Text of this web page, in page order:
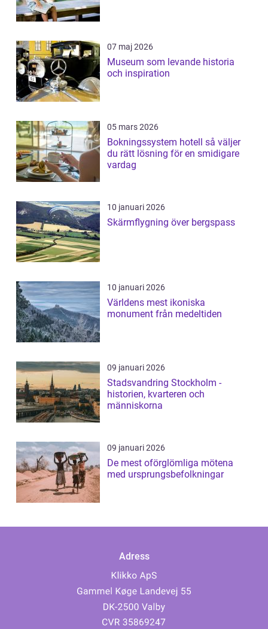
07 maj 2026
Museum som levande historia
och inspiration
05 mars 2026
Bokningssystem hotell så väljer
du rätt lösning för en smidigare
vardag
10 januari 2026
Skärmflygning över bergspass
10 januari 2026
Världens mest ikoniska
monument från medeltiden
09 januari 2026
Stadsvandring Stockholm -
historien, kvarteren och
människorna
09 januari 2026
De mest oförglömliga mötena
med ursprungsbefolkningar
Adress